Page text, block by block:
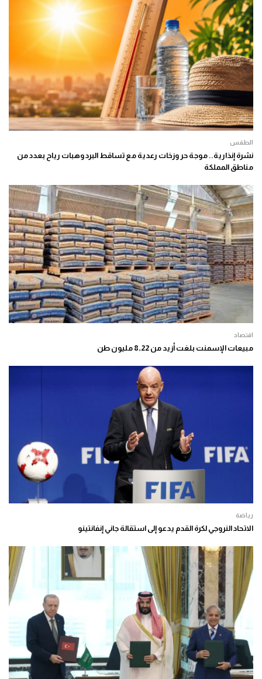
الطقس
نشرة إنذارية.. موجة حر وزخات رعدية مع تساقط البرد وهبات رياح بعدد من
مناطق المملكة
اقتصاد
مبيعات الإسمنت بلغت أزيد من 8,22 مليون طن
رياضة
الاتحاد النروجي لكرة القدم يدعو إلى استقالة جاني إنفانتينو